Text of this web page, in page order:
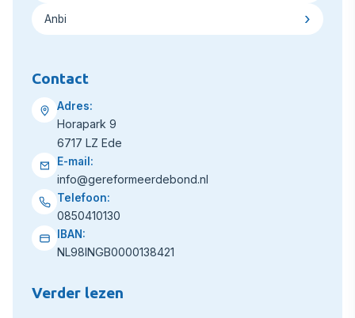
Anbi
Contact
Adres:
Horapark 9
6717 LZ Ede
E-mail:
info@gereformeerdebond.nl
Telefoon:
0850410130
IBAN:
NL98INGB0000138421
Verder lezen